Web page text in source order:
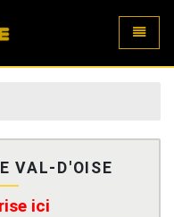
VAL-D'OISE
ici